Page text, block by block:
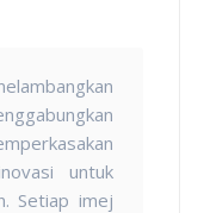
untuk
Setiap imej